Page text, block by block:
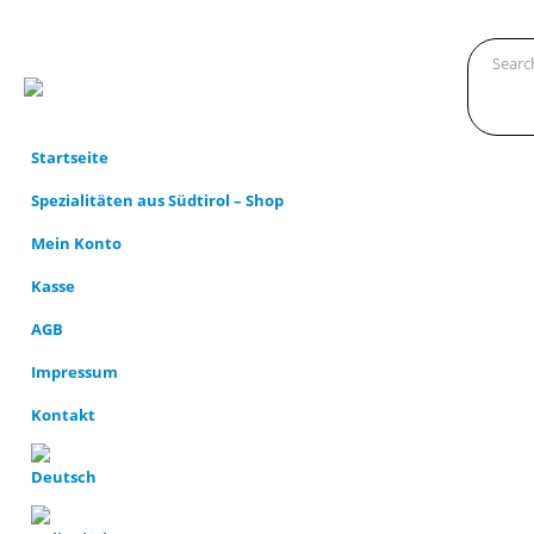
Startseite
Spezialitäten aus Südtirol – Shop
Mein Konto
Kasse
AGB
Impressum
Kontakt